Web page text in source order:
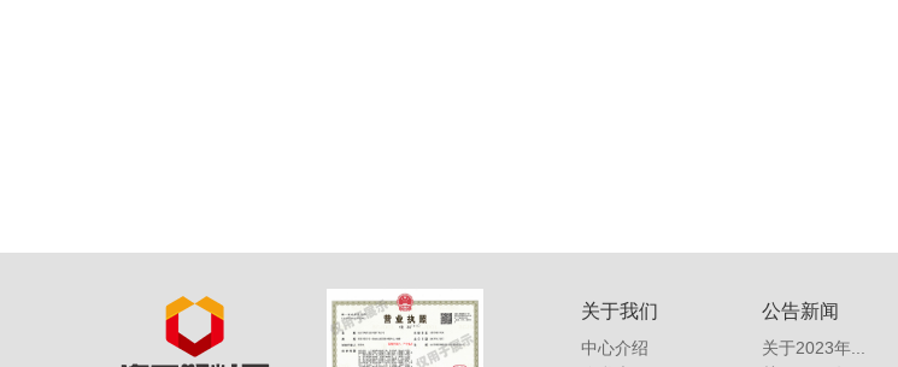
关于我们
中心介绍
公告新闻
关于2023年...